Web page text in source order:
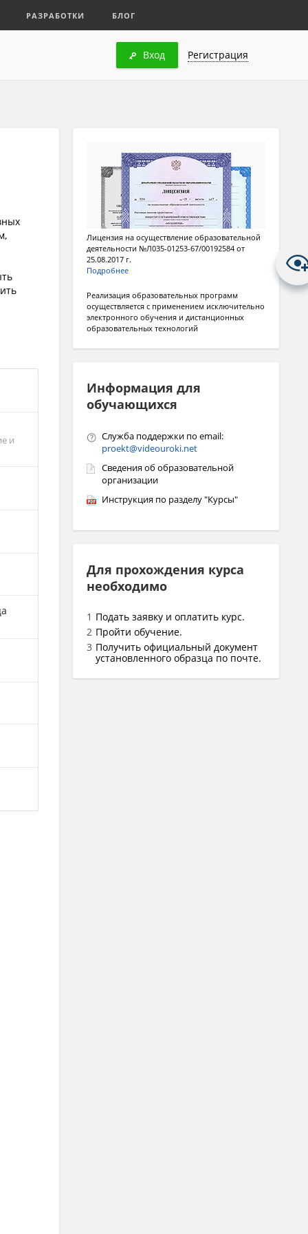
РАЗРАБОТКИ БЛОГ
Вход Регистрация
и
Лицензия на осуществление образовательной
деятельности №Л035-01253-67/00192584 от
25.08.2017 г.
Подробнее
Реализация образовательных программ
осуществляется с применением исключительно
электронного обучения и дистанционных
образовательных технологий
Информация для
обучающихся
Служба поддержки по email:
proekt@videouroki.net
Сведения об образовательной
организации
Инструкция по разделу "Курсы"
Для прохождения курса
необходимо
Подать заявку и оплатить курс.
Пройти обучение.
Получить официальный документ
установленного образца по почте.